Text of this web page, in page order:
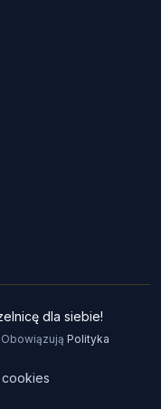
dla siebie!
Polityka
cookies